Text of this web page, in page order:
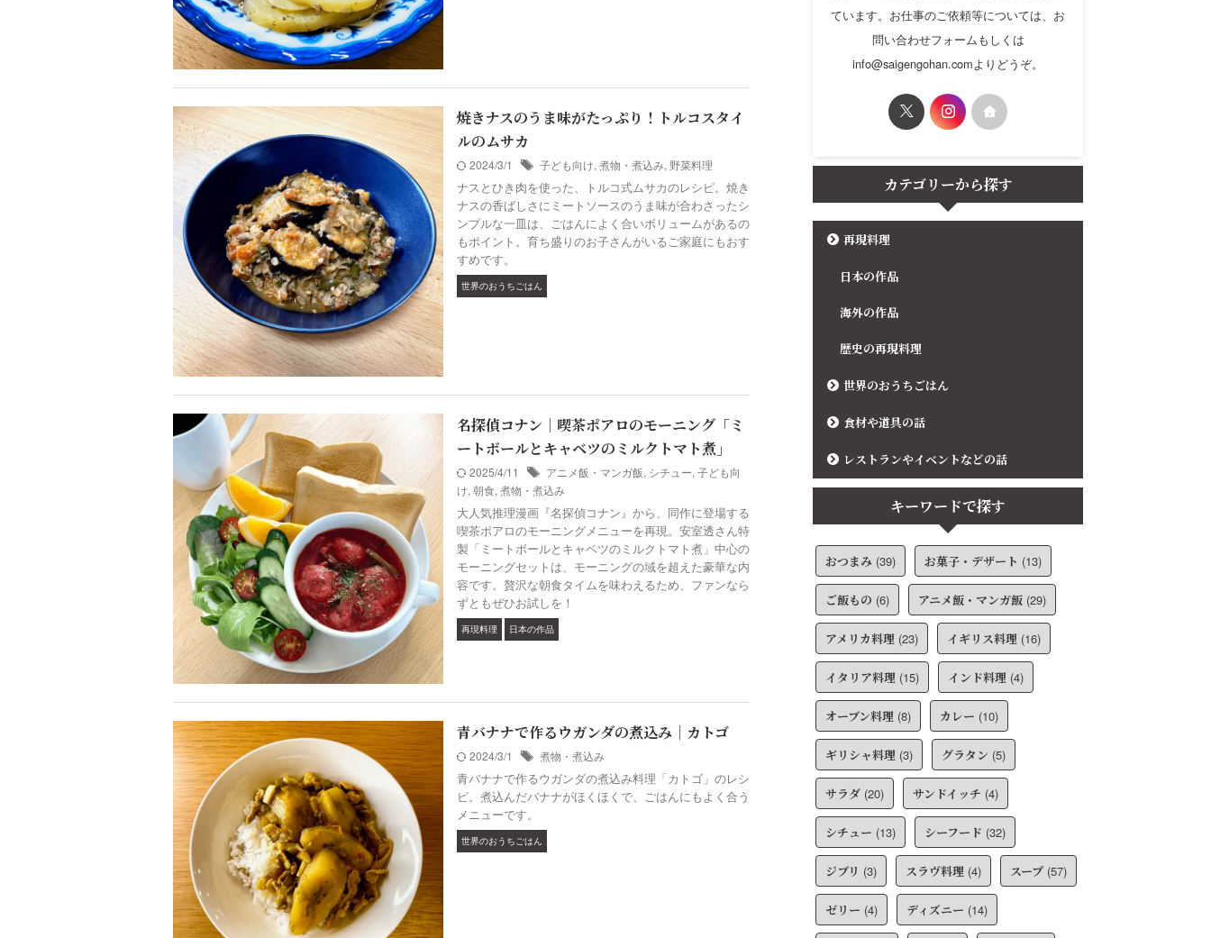
焼きナスのうま味がたっぷり！トルコスタイ
ルのムサカ
2024/3/1 子ども向け, 煮物・煮込み, 野菜料理
ナスとひき肉を使った、トルコ式ムサカのレシピ。焼き
ナスの香ばしさにミートソースのうま味が合わさったシ
ンプルな一皿は、ごはんによく合いボリュームがあるの
もポイント。育ち盛りのお子さんがいるご家庭にもおす
すめです。
世界のおうちごはん
名探偵コナン｜喫茶ポアロのモーニング「ミ
ートボールとキャベツのミルクトマト煮」
2025/4/11 アニメ飯・マンガ飯, シチュー, 子ども向
け, 朝食, 煮物・煮込み
大人気推理漫画『名探偵コナン』から、同作に登場する
喫茶ポアロのモーニングメニューを再現。安室透さん特
製「ミートボールとキャベツのミルクトマト煮」中心の
モーニングセットは、モーニングの域を超えた豪華な内
容です。贅沢な朝食タイムを味わえるため、ファンなら
ずともぜひお試しを！
再現料理 日本の作品
青バナナで作るウガンダの煮込み｜カトゴ
2024/3/1 煮物・煮込み
青バナナで作るウガンダの煮込み料理「カトゴ」のレシ
ピ。煮込んだバナナがほくほくで、ごはんにもよく合う
メニューです。
世界のおうちごはん
ています。お仕事のご依頼等については、お
問い合わせフォームもしくは
info@saigengohan.comよりどうぞ。
カテゴリーから探す
再現料理
日本の作品
海外の作品
歴史の再現料理
世界のおうちごはん
食材や道具の話
レストランやイベントなどの話
キーワードで探す
おつまみ (39) お菓子・デザート (13)
ご飯もの (6) アニメ飯・マンガ飯 (29)
アメリカ料理 (23) イギリス料理 (16)
イタリア料理 (15) インド料理 (4)
オーブン料理 (8) カレー (10)
ギリシャ料理 (3) グラタン (5)
サラダ (20) サンドイッチ (4)
シチュー (13) シーフード (32)
ジブリ (3) スラヴ料理 (4) スープ (57)
ゼリー (4) ディズニー (14)